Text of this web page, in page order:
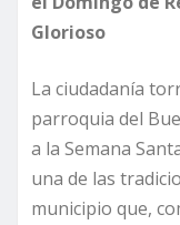
Glorioso
La ciudadanía
parroquia del
a la Semana
una de las
municipio que,